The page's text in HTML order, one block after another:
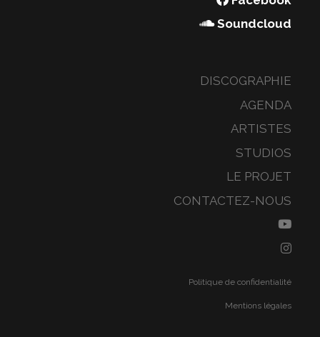
Soundcloud
DISCOGRAPHIE
AGENDA
ARTISTES
STUDIOS
LE PROJET
CONTACTEZ-NOUS
Politique de confidentialité
Mentions légales